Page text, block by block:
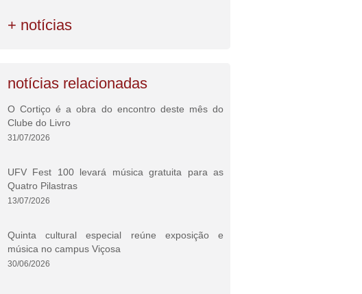
+ notícias
notícias relacionadas
O Cortiço é a obra do encontro deste mês do
Clube do Livro
31/07/2026
UFV Fest 100 levará música gratuita para as
Quatro Pilastras
13/07/2026
Quinta cultural especial reúne exposição e
música no campus Viçosa
30/06/2026